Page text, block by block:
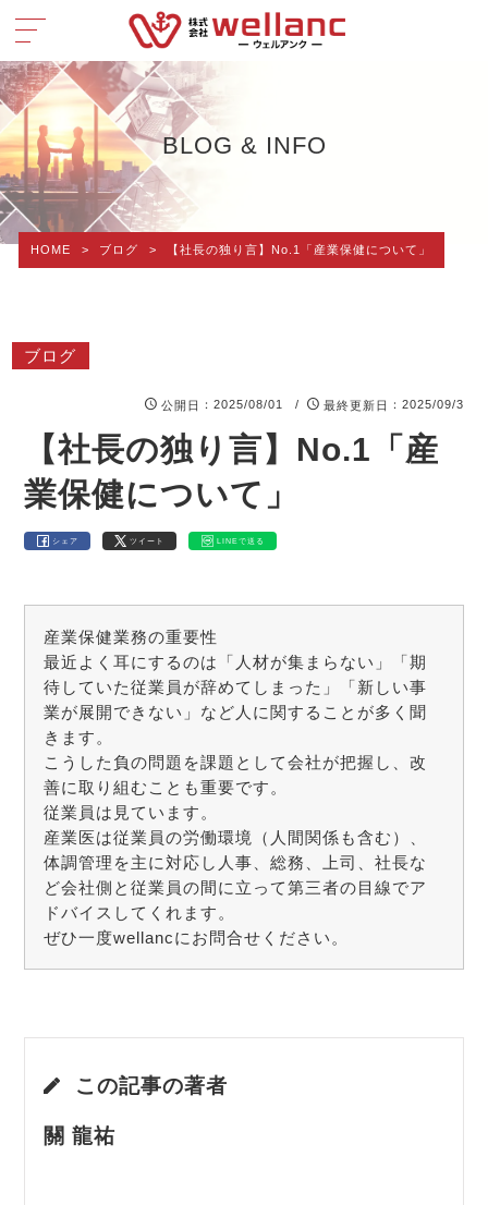
BLOG & INFO
HOME > ブログ > 【社長の独り言】No.1「産業保健について」
ブログ
公開日 ：2025/08/01 / 最終更新日 ：2025/09/3
【社長の独り言】No.1「産
業保健について」
シェア ツイート LINEで送る
産業保健業務の重要性
最近よく耳にするのは「人材が集まらない」「期
待していた従業員が辞めてしまった」「新しい事
業が展開できない」など人に関することが多く聞
きます。
こうした負の問題を課題として会社が把握し、改
善に取り組むことも重要です。
従業員は見ています。
産業医は従業員の労働環境（人間関係も含む）、
体調管理を主に対応し人事、総務、上司、社長な
ど会社側と従業員の間に立って第三者の目線でア
ドバイスしてくれます。
ぜひ一度wellancにお問合せください。
この記事の著者
關 龍祐